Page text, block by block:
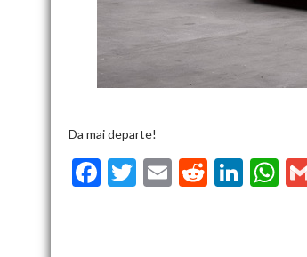
Da mai departe!
F
T
E
R
Li W